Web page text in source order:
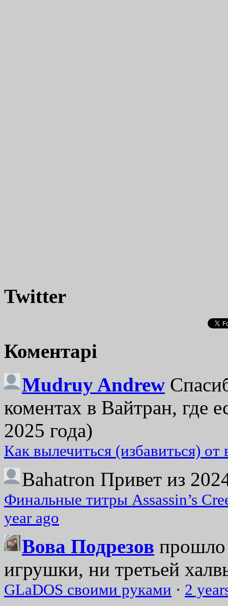
Twitter
Коментарі
Mudruy Andrew
коментах в Вайтран, где
2025 года)
Как вылечиться (избавиться)
Bahatron Привет из
Финальные титры Assassin’s
year ago
Вова Подрезов прошло
игрушки, ни третьей
GLaDOS своими руками · 2